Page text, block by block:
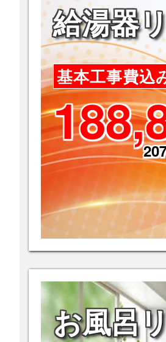
給湯器
基本工事費込
207,680
お風呂